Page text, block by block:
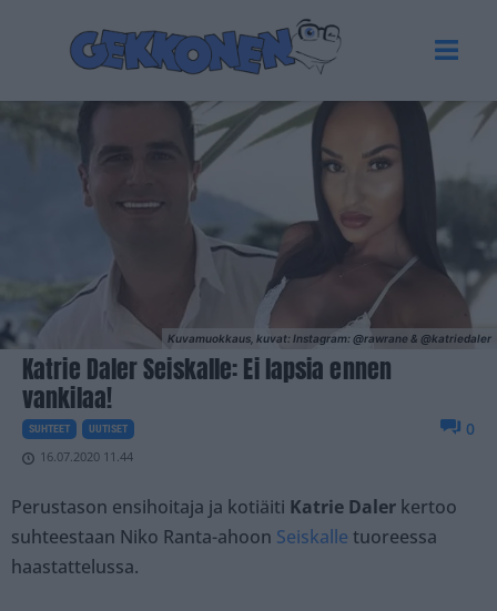
Kuvamuokkaus, kuvat: Instagram: @rawrane & @katriedaler
Katrie Daler Seiskalle: Ei lapsia ennen
vankilaa!
SUHTEET UUTISET
16.07.2020 11.44
0
Perustason ensihoitaja ja kotiäiti Katrie Daler kertoo
suhteestaan Niko Ranta-ahoon Seiskalle tuoreessa
haastattelussa.